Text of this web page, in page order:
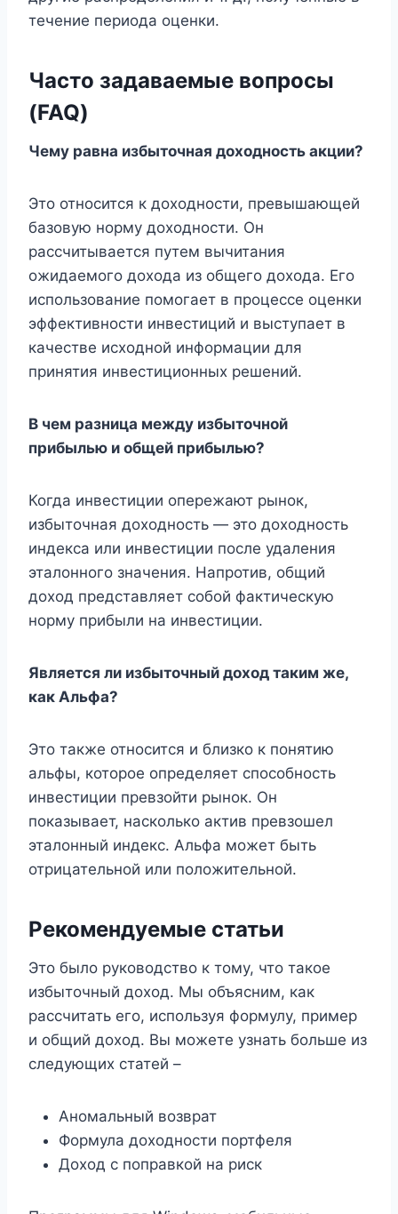
течение периода оценки.
Часто задаваемые вопросы
(FAQ)
Чему равна избыточная доходность акции?
Это относится к доходности, превышающей
базовую норму доходности. Он
рассчитывается путем вычитания
ожидаемого дохода из общего дохода. Его
использование помогает в процессе оценки
эффективности инвестиций и выступает в
качестве исходной информации для
принятия инвестиционных решений.
В чем разница между избыточной
прибылью и общей прибылью?
Когда инвестиции опережают рынок,
избыточная доходность — это доходность
индекса или инвестиции после удаления
эталонного значения. Напротив, общий
доход представляет собой фактическую
норму прибыли на инвестиции.
Является ли избыточный доход таким же,
как Альфа?
Это также относится и близко к понятию
альфы, которое определяет способность
инвестиции превзойти рынок. Он
показывает, насколько актив превзошел
эталонный индекс. Альфа может быть
отрицательной или положительной.
Рекомендуемые статьи
Это было руководство к тому, что такое
избыточный доход. Мы объясним, как
рассчитать его, используя формулу, пример
и общий доход. Вы можете узнать больше из
следующих статей –
Аномальный возврат
Формула доходности портфеля
Доход с поправкой на риск